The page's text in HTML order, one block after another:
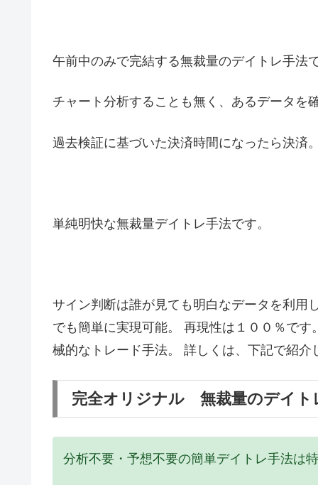
午前中のみで完結する無裁量のデイトレ手法
チャート分析することも無く、あるデータを
過去検証に基づいた決済時間になったら決済
単純明快な無裁量デイトレ手法です。
サイン判断は誰が見ても明白なデータを利用
でも簡単に実現可能。 再現性は１００％で
械的なトレード手法。 詳しくは、下記で紹介
完全オリジナル 無裁量のデイト
分析不要・予想不要の簡単デイトレ手法は